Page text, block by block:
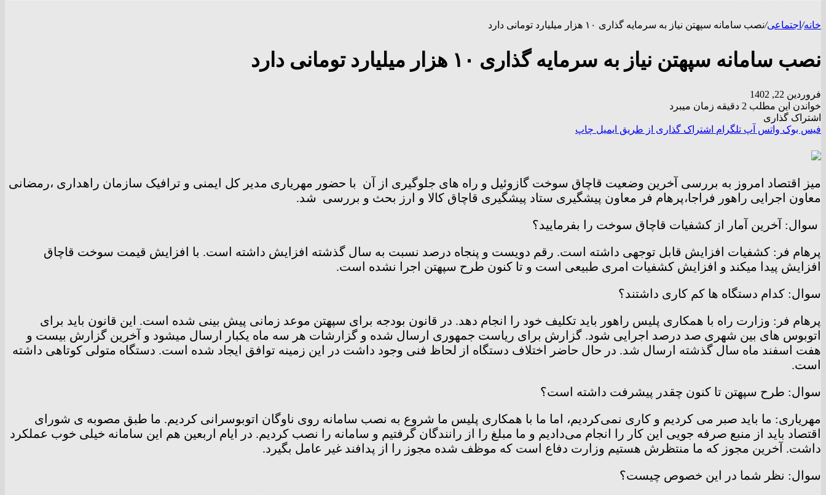
خانه/ اجتماعی/نصب سامانه سپهتن نیاز به سرمایه گذاری ۱۰ هزار میلیارد تومانی دارد
نصب سامانه سپهتن نیاز به سرمایه گذاری ۱۰ هزار میلیارد تومانی دارد
فروردین 22, 1402
خواندن این مطلب 2 دقیقه زمان میبرد
اشتراک گذاری
فیس بوک واتس آپ تلگرام اشتراک گذاری از طریق ایمیل چاپ
میز اقتصاد امروز به بررسی آخرین وضعیت قاچاق سوخت گازوئیل و راه های جلوگیری از آن با حضور مهریاری مدیر کل ایمنی و ترافیک سازمان راهداری ،رمضانی
معاون اجرایی راهور فراجا،پرهام فر معاون پیشگیری ستاد پیشگیری قاچاق کالا و ارز بحث و بررسی شد.
سوال: آخرین آمار از کشفیات قاچاق سوخت را بفرمایید؟
پرهام فر: کشفیات افزایش قابل توجهی داشته است. رقم دویست و پنجاه درصد نسبت به سال گذشته افزایش داشته است. با افزایش قیمت سوخت قاچاق
افزایش پیدا میکند و افزایش کشفیات امری طبیعی است و تا کنون طرح سپهتن اجرا نشده است.
سوال: کدام دستگاه ها کم کاری داشتند؟
پرهام فر: وزارت راه با همکاری پلیس راهور باید تکلیف خود را انجام دهد. در قانون بودجه برای سپهتن موعد زمانی پیش بینی شده است. این قانون باید برای
اتوبوس های بین شهری صد درصد اجرایی شود. گزارش برای ریاست جمهوری ارسال شده و گزارشات هر سه ماه یکبار ارسال میشود و آخرین گزارش بیست و
هفت اسفند ماه سال گذشته ارسال شد. در حال حاضر اختلاف دستگاه از لحاظ فنی وجود داشت در این زمینه توافق ایجاد شده است. دستگاه متولی کوتاهی داشته
است.
سوال: طرح سپهتن تا کنون چقدر پیشرفت داشته است؟
مهریاری: ما باید صبر می کردیم و کاری نمی‌کردیم، اما ما با همکاری پلیس ما شروع به نصب سامانه روی ناوگان اتوبوسرانی کردیم. ما طبق مصوبه ی شورای
اقتصاد باید از منبع صرفه جویی این کار را انجام می‌دادیم و ما مبلغ را از رانندگان گرفتیم و سامانه را نصب کردیم. در ایام اربعین هم این سامانه خیلی خوب عملکرد
داشت. آخرین مجوز که ما منتظرش هستیم وزارت دفاع است که موظف شده مجوز را از پدافند غیر عامل بگیرد.
سوال: نظر شما در این خصوص چیست؟